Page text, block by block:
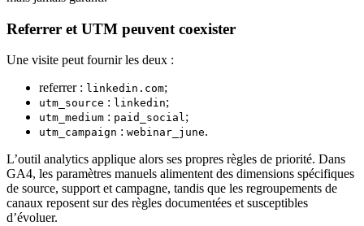
Referrer et UTM peuvent coexister
Une visite peut fournir les deux :
referrer : linkedin.com;
utm_source : linkedin;
utm_medium : paid_social;
utm_campaign : webinar_june.
L’outil analytics applique alors ses propres règles de priorité. Dans
GA4, les paramètres manuels alimentent des dimensions spécifiques
de source, support et campagne, tandis que les regroupements de
canaux reposent sur des règles documentées et susceptibles
d’évoluer.